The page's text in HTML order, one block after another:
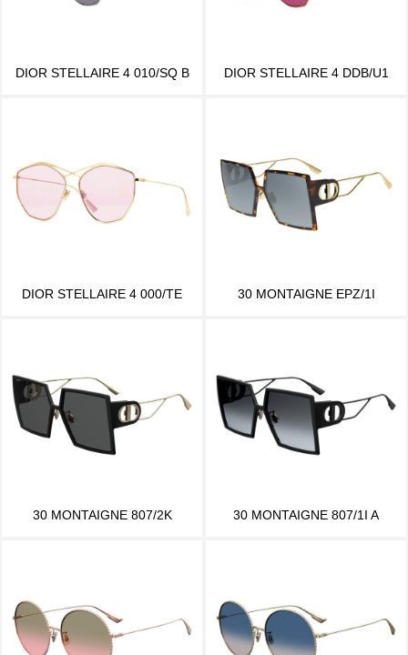
DIOR STELLAIRE 4 010/SQ B DIOR STELLAIRE 4 DDB/U1
DIOR STELLAIRE 4 000/TE 30 MONTAIGNE EPZ/1I
30 MONTAIGNE 807/2K 30 MONTAIGNE 807/1I A